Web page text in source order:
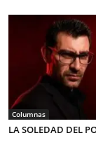
Columnas
LA SOLEDAD DEL